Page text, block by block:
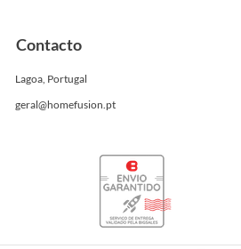
Contacto
Lagoa, Portugal
geral@homefusion.pt